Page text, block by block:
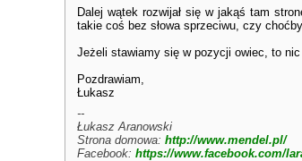
Dalej wątek rozwijał się w jakąś tam
takie coś bez słowa sprzeciwu, czy
Jeżeli stawiamy się w pozycji owiec, to
Pozdrawiam,
Łukasz
--
Łukasz Aranowski
Strona domowa: http://www.mendel.pl/
Facebook: https://www.facebook.com/